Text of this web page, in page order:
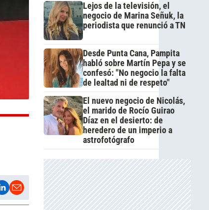
Lejos de la televisión, el
negocio de Marina Señuk, la
periodista que renunció a TN
Desde Punta Cana, Pampita
habló sobre Martín Pepa y se
confesó: "No negocio la falta
de lealtad ni de respeto"
El nuevo negocio de Nicolás,
el marido de Rocío Guirao
Díaz en el desierto: de
heredero de un imperio a
astrofotógrafo